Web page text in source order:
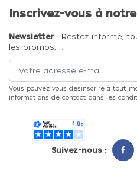
Inscrivez-vous à
Newsletter : Restez informé,
les promos, …
Vous pouvez vous désinscrire à tout
informations de contact dans les
Suivez-nous :